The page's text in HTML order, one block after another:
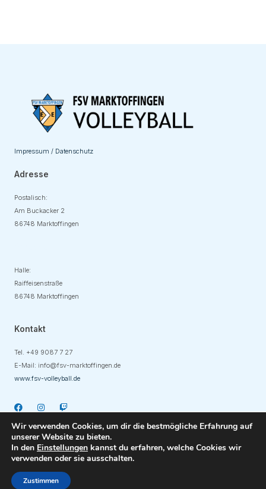
Impressum / Datenschutz
Adresse
Postalisch:
Am Buckacker 2
86748 Marktoffingen
Halle:
Raiffeisenstraße
86748 Marktoffingen
Kontakt
Tel. +49 9087 7 27
E-Mail: info@fsv-marktoffingen.de
www.fsv-volleyball.de
Wir verwenden Cookies, um dir die bestmögliche Erfahrung auf
unserer Website zu bieten.
In den Einstellungen kannst du erfahren, welche Cookies wir
verwenden oder sie ausschalten.
Zustimmen